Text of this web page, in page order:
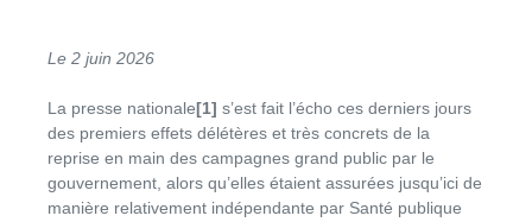
Le 2 juin 2026
La presse nationale[1] s’est fait l’écho ces derniers jours
des premiers effets délétères et très concrets de la
reprise en main des campagnes grand public par le
gouvernement, alors qu’elles étaient assurées jusqu’ici de
manière relativement indépendante par Santé publique